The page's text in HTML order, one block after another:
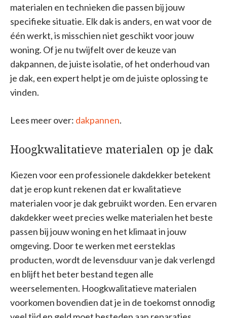
materialen en technieken die passen bij jouw
specifieke situatie. Elk dak is anders, en wat voor de
één werkt, is misschien niet geschikt voor jouw
woning. Of je nu twijfelt over de keuze van
dakpannen, de juiste isolatie, of het onderhoud van
je dak, een expert helpt je om de juiste oplossing te
vinden.
Lees meer over: dakpannen.
Hoogkwalitatieve materialen op je dak
Kiezen voor een professionele dakdekker betekent
dat je erop kunt rekenen dat er kwalitatieve
materialen voor je dak gebruikt worden. Een ervaren
dakdekker weet precies welke materialen het beste
passen bij jouw woning en het klimaat in jouw
omgeving. Door te werken met eersteklas
producten, wordt de levensduur van je dak verlengd
en blijft het beter bestand tegen alle
weerselementen. Hoogkwalitatieve materialen
voorkomen bovendien dat je in de toekomst onnodig